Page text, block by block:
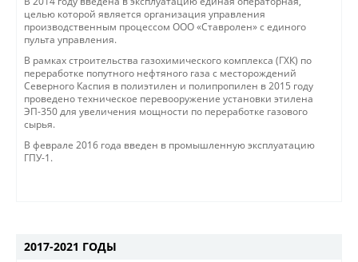
целью которой является организация управления
производственным процессом ООО «Ставролен» с единого
пульта управления.
В рамках строительства газохимического комплекса (ГХК) по
переработке попутного нефтяного газа с месторождений
Северного Каспия в полиэтилен и полипропилен в 2015 году
проведено техническое перевооружение установки этилена
ЭП-350 для увеличения мощности по переработке газового
сырья.
В феврале 2016 года введен в промышленную эксплуатацию
ГПУ-1.
2017-2021 ГОДЫ